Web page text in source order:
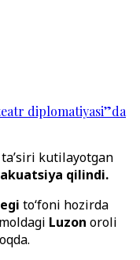
diplomatiyasi”da
kutilayotgan
qilindi.
to‘foni hozirda
Luzon oroli